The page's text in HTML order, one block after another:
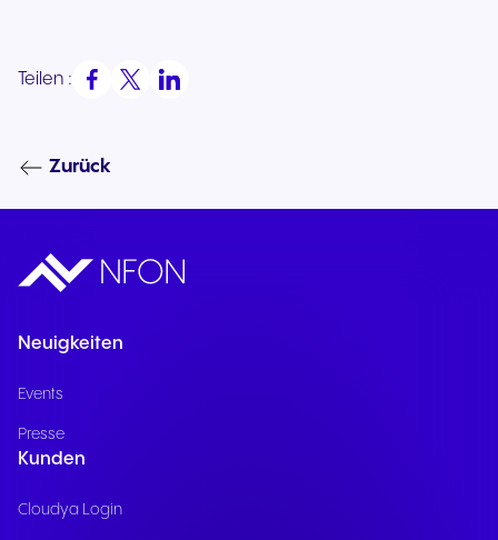
Teilen :
Zurück
Neuigkeiten
Events
Presse
Kunden
Cloudya Login